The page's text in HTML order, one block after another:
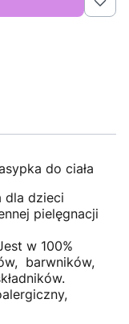
do ciała
dla dzieci
pielęgnacji
w 100%
barwników,